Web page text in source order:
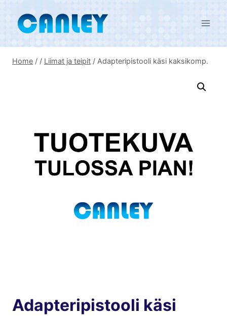
content
Home / / Liimat ja teipit / Adapteripistooli käsi kaksikomp.
Adapteripistooli käsi